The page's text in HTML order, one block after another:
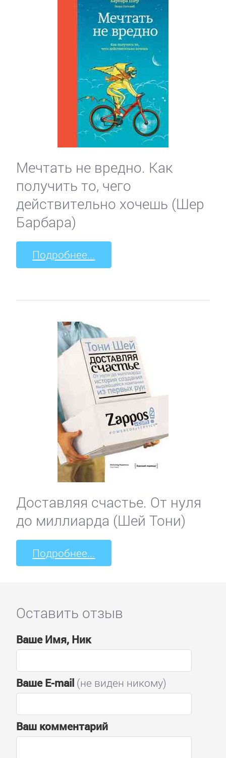
Мечтать не вредно. Как
получить то, чего
действительно хочешь (Шер
Барбара)
Подробнее...
Доставляя счастье. От нуля
до миллиарда (Шей Тони)
Подробнее...
Оставить отзыв
Ваше Имя, Ник
Ваше E-mail(не виден никому)
Ваш комментарий